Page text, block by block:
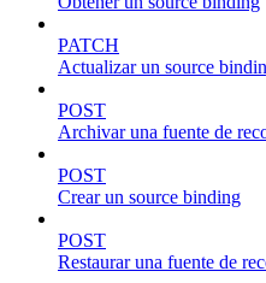
PATCH
Actualizar un source
POST
Archivar una fuente de
POST
Crear un source binding
POST
Restaurar una fuente de